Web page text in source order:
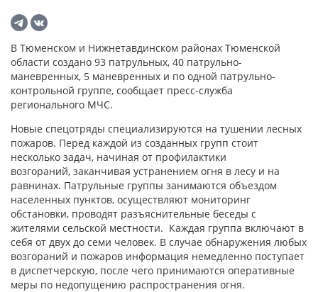
В Тюменском и Нижнетавдинском районах Тюменской
области создано 93 патрульных, 40 патрульно-
маневренных, 5 маневренных и по одной патрульно-
контрольной группе, сообщает пресс-служба
регионального МЧС.
Новые спецотряды специализируются на тушении лесных
пожаров. Перед каждой из созданных групп стоит
несколько задач, начиная от профилактики
возгораний, заканчивая устранением огня в лесу и на
равнинах. Патрульные группы занимаются объездом
населенных пунктов, осуществляют мониторинг
обстановки, проводят разъяснительные беседы с
жителями сельской местности. Каждая группа включают в
себя от двух до семи человек. В случае обнаружения любых
возгораний и пожаров информация немедленно поступает
в диспетчерскую, после чего принимаются оперативные
меры по недопущению распространения огня.